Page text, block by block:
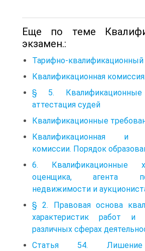
Еще по теме
экзамен.:
Тарифно-квалификационный
Квалификационная комиссия.
§ 5.
аттестация судей
Квалификационные
Квалификационная и
комиссии. Порядок
6. Квалификационные
оценщика, агента
недвижимости и
§ 2. Правовая основа
характеристик работ и
различных сферах
Статья 54. Лишение